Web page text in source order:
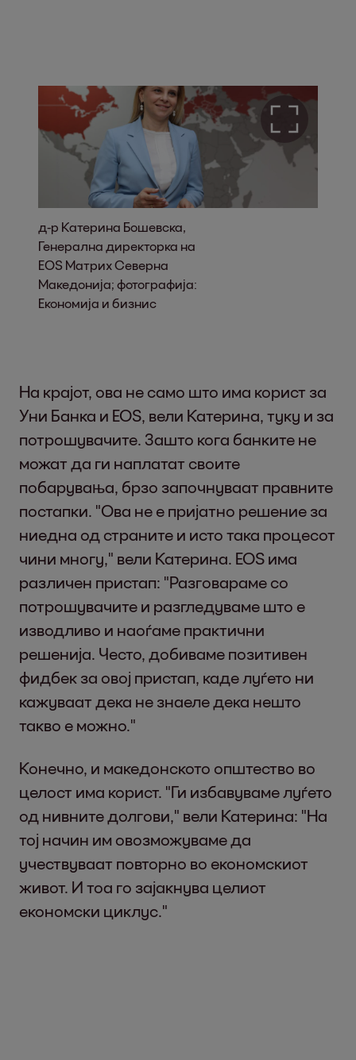
д-р Катерина Бошевска,
Генерална директорка на
EOS Матрих Северна
Македонија; фотографија:
Економија и бизнис
На крајот, ова не само што има корист за
Уни Банка и EOS, вели Катерина, туку и за
потрошувачите. Зашто кога банките не
можат да ги наплатат своите
побарувања, брзо започнуваат правните
постапки. "Ова не е пријатно решение за
ниедна од страните и исто така процесот
чини многу," вели Катерина. EOS има
различен пристап: "Разговараме со
потрошувачите и разгледуваме што е
изводливо и наоѓаме практични
решенија. Често, добиваме позитивен
фидбек за овој пристап, каде луѓето ни
кажуваат дека не знаеле дека нешто
такво е можно."
Конечно, и македонското општество во
целост има корист. "Ги избавуваме луѓето
од нивните долгови," вели Катерина: "На
тој начин им овозможуваме да
учествуваат повторно во економскиот
живот. И тоа го зајакнува целиот
економски циклус."